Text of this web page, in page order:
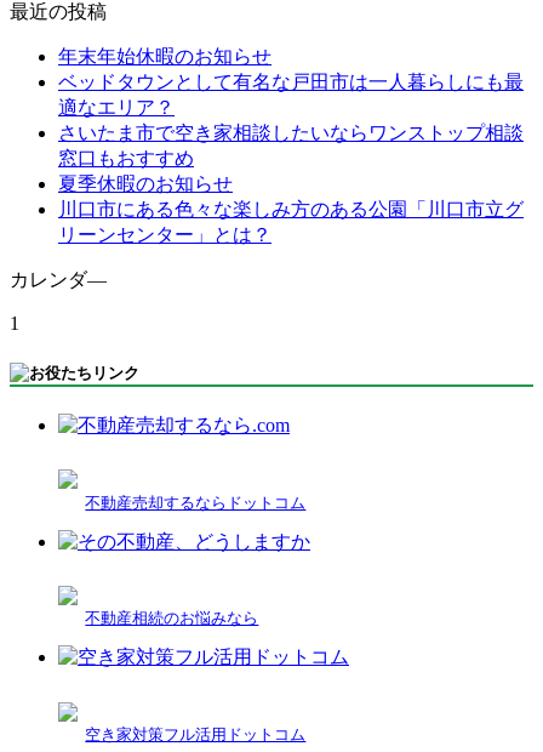
最近の投稿
年末年始休暇のお知らせ
ベッドタウンとして有名な戸田市は一人暮らしにも最
適なエリア？
さいたま市で空き家相談したいならワンストップ相談
窓口もおすすめ
夏季休暇のお知らせ
川口市にある色々な楽しみ方のある公園「川口市立グ
リーンセンター」とは？
カレンダ―
1
不動産売却するならドットコム
不動産相続のお悩みなら
空き家対策フル活用ドットコム